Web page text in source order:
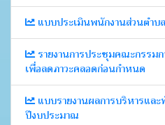
แบบประเมินพนักงานส่วนตำบล
รายงานการประชุมคณะกรรม
เพื่อลดภาวะคลอดก่อนกำหนด
แบบรายงานผลการบริหารแล
ปีงบประมาณ